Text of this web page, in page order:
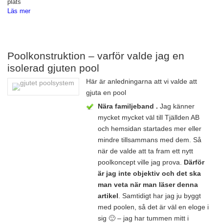
plats
Läs mer
Poolkonstruktion – varför valde jag en
isolerad gjuten pool
Här är anledningarna att vi valde att
gjuta en pool
Nära familjeband . Jag känner
mycket mycket väl till Tjällden AB
och hemsidan startades mer eller
mindre tillsammans med dem. Så
när de valde att ta fram ett nytt
poolkoncept ville jag prova. Därför
är jag inte objektiv och det ska
man veta när man läser denna
artikel. Samtidigt har jag ju byggt
med poolen, så det är väl en eloge i
sig 🙂 – jag har tummen mitt i